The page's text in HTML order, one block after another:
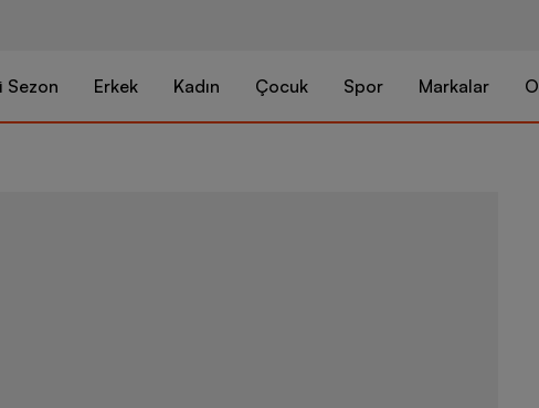
Sezon Erkek Kadın Çocuk Spor Markalar
Nike V5 Rnr